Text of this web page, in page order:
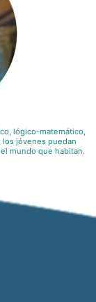
lógico-matemático,
los jóvenes puedan
mundo que habitan.